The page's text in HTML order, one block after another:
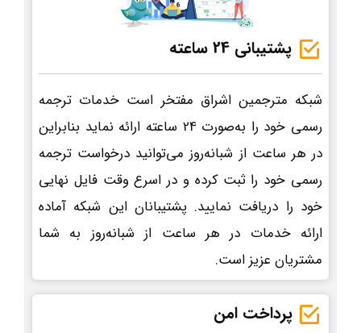
پشتیبانی 24 ساعته
شبکه مترجمین اشراق مفتخر است خدمات ترجمه
رسمی خود را به‌صورت 24 ساعته ارائه نماید بنابراین
در هر ساعت از شبانه‌روز می‌توانید درخواست ترجمه
رسمی خود را ثبت کرده و در اسرع وقت فایل نهایی
خود را دریافت نمایید. پشتیبانان این شبکه آماده
ارائه خدمات در هر ساعت از شبانه‌روز به شما
مشتریان عزیز است.
پرداخت امن